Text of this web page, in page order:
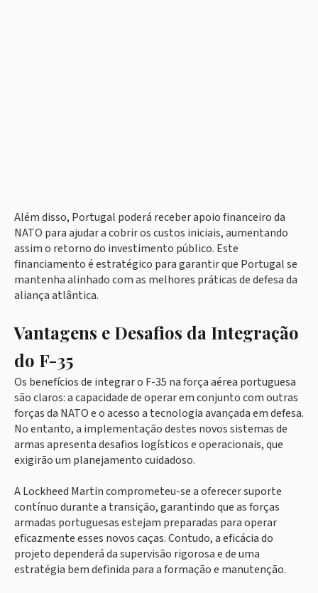
Além disso, Portugal poderá receber apoio financeiro da
NATO para ajudar a cobrir os custos iniciais, aumentando
assim o retorno do investimento público. Este
financiamento é estratégico para garantir que Portugal se
mantenha alinhado com as melhores práticas de defesa da
aliança atlântica.
Vantagens e Desafios da Integração
do F-35
Os benefícios de integrar o F-35 na força aérea portuguesa
são claros: a capacidade de operar em conjunto com outras
forças da NATO e o acesso a tecnologia avançada em defesa.
No entanto, a implementação destes novos sistemas de
armas apresenta desafios logísticos e operacionais, que
exigirão um planejamento cuidadoso.
A Lockheed Martin comprometeu-se a oferecer suporte
contínuo durante a transição, garantindo que as forças
armadas portuguesas estejam preparadas para operar
eficazmente esses novos caças. Contudo, a eficácia do
projeto dependerá da supervisão rigorosa e de uma
estratégia bem definida para a formação e manutenção.